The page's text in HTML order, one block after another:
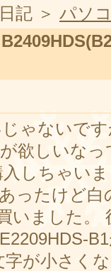
記 ＞ パソ
ゃないで
欲しいな
しちゃい
ったけど白
いました。
が小さく